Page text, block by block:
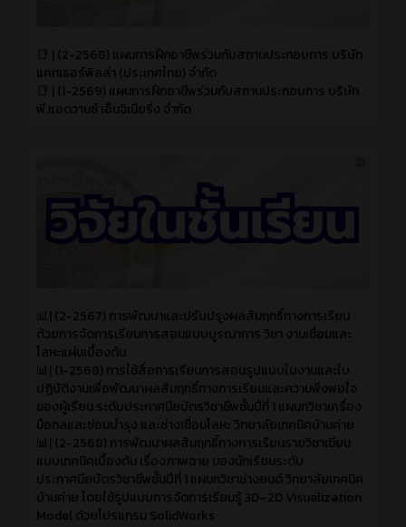
📑 | (2-2568) แผนการฝึกอาชีพร่วมกับสถานประกอบการ บริษัท
แคทเธอร์พิลล่า (ประเทศไทย) จำกัด
📑 | (1-2569) แผนการฝึกอาชีพร่วมกับสถานประกอบการ บริษัท
พี.แอดวานซ์ เอ็นจิเนียริ่ง จำกัด
📊| (2-2567) การพัฒนาและปรับปรุงผลสัมฤทธิ์ทางการเรียน
ด้วยการจัดการเรียนการสอนแบบบูรณาการ วิชา งานเชื่อมและ
โลหะแผ่นเบื้องต้น
📊| (1-2568) การใช้สื่อการเรียนการสอนรูปแบบใบงานและใบ
ปฏิบัติงานเพื่อพัฒนาผลสัมฤทธิ์ทางการเรียนและความพึงพอใจ
ของผู้เรียน ระดับประกาศนียบัตรวิชาชีพชั้นปีที่ 1 แผนกวิชาเครื่อง
มือกลและซ่อมบำรุง และช่างเชื่อมโลหะ วิทยาลัยเทคนิคบ้านค่าย
📊| (2-2568) การพัฒนาผลสัมฤทธิ์ทางการเรียนรายวิชาเขียน
แบบเทคนิคเบื้องต้น เรื่องภาพฉาย ของนักเรียนระดับ
ประกาศนียบัตรวิชาชีพชั้นปีที่ 1 แผนกวิชาช่างยนต์ วิทยาลัยเทคนิค
บ้านค่าย โดยใช้รูปแบบการจัดการเรียนรู้ 3D–2D Visualization
Model ด้วยโปรแกรม SolidWorks